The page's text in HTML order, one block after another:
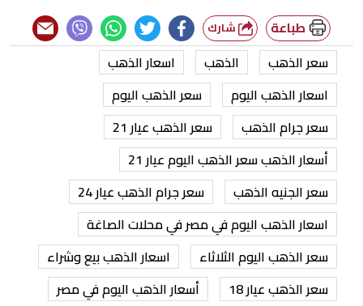
طباعة
سعر الذهب الذهب
اسعار الذهب
اسعار الذهب اليوم
سعر الذهب اليوم
سعر جرام الذهب
سعر الذهب عيار 21
أسعار الذهب سعر الذهب اليوم عيار 21
سعر الجنيه الذهب
سعر جرام الذهب عيار 24
اسعار الذهب اليوم في مصر في محلات الصاغة
سعر الذهب اليوم الثلاثاء
اسعار الذهب بيع وشراء
سعر الذهب عيار 18
أسعار الذهب اليوم في مصر